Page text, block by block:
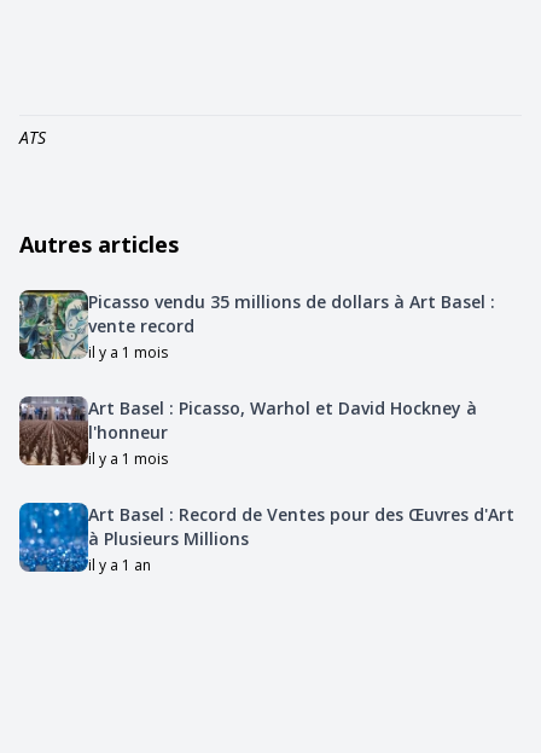
ATS
Autres articles
Picasso vendu 35 millions de dollars à Art Basel :
vente record
il y a 1 mois
Art Basel : Picasso, Warhol et David Hockney à
l'honneur
il y a 1 mois
Art Basel : Record de Ventes pour des Œuvres d'Art
à Plusieurs Millions
il y a 1 an